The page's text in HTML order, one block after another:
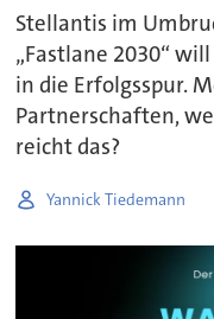
Stellantis im
„Fastlane 2030“
in die Erfolgsspur.
Partnerschaften,
reicht das?
Yannick Tiedemann